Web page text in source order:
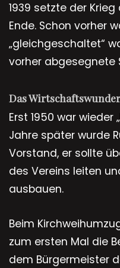
1939 setzte der
Ende. Schon vorher
„gleichgeschaltet“
vorher abgesegnete
Das
Erst 1950 war wieder
Jahre später wurde
Vorstand, er sollte
des Vereins leiten
ausbauen.
Beim
zum ersten Mal die
dem Bürgermeister